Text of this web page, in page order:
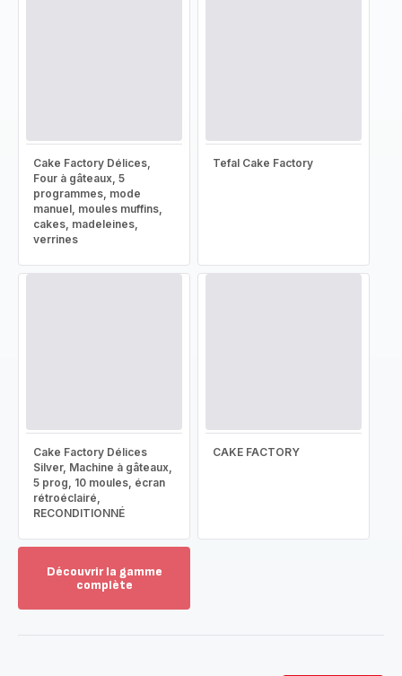
Cake Factory Délices,
Four à gâteaux, 5
programmes, mode
manuel, moules muffins,
cakes, madeleines,
verrines
Tefal Cake Factory
Cake Factory Délices
Silver, Machine à gâteaux,
5 prog, 10 moules, écran
rétroéclairé,
RECONDITIONNÉ
CAKE FACTORY
Découvrir la gamme
complète